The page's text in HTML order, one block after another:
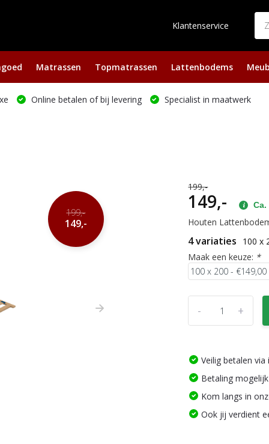
Klantenservice
Matrassen Topmatrassen Lattenbodems
Online betalen of bij levering Specialist in maatwerk
199,-
149,-
199,-
149,-
Houten
4 variaties
100 x
Maak een keuze: *
+
-
Veilig betalen via
Betaling
Kom langs in
Ook jij verdient